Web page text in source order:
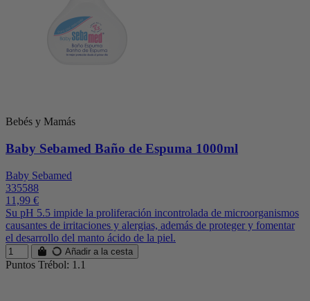
Bebés y Mamás
Baby Sebamed Baño de Espuma 1000ml
Baby Sebamed
335588
11,99 €
Su pH 5.5 impide la proliferación incontrolada de microorganismos
causantes de irritaciones y alergias, además de proteger y fomentar
el desarrollo del manto ácido de la piel.
Añadir a la cesta
Puntos Trébol: 1.1